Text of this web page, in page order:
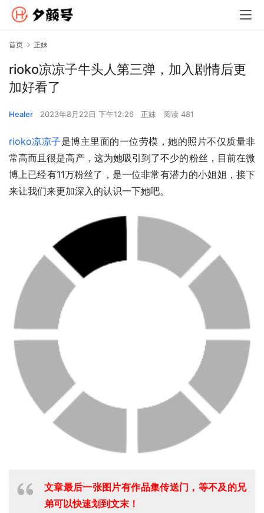
首页 正妹
rioko凉凉子牛头人第三弹，加入剧情后更
加好看了
Healer 2023年8月22日 下午12:26 正妹 阅读 481
rioko凉凉子是博主里面的一位劳模，她的照片不仅质量非
常高而且很是高产，这为她吸引到了不少的粉丝，目前在微
博上已经有11万粉丝了，是一位非常有潜力的小姐姐，接下
来让我们来更加深入的认识一下她吧。
文章最后一张图片有作品集传送门，等不及的兄
弟可以快速划到文末！